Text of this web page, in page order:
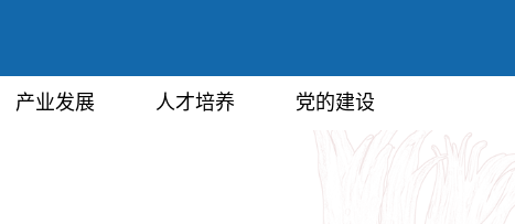
产业发展 人才培养 党的建设